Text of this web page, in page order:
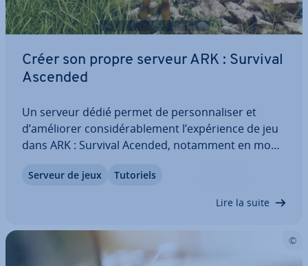
Créer son propre serveur ARK : Survival
Ascended
Un serveur dédié permet de per­son­na­li­ser et
d’améliorer con­si­dé­ra­ble­ment l’ex­pé­rience de jeu
dans ARK : Survival Acended, notamment en mode
propre serveur ARK : Survival Ascended privé sous
Serveur de jeux Tutoriels
Lire la suite